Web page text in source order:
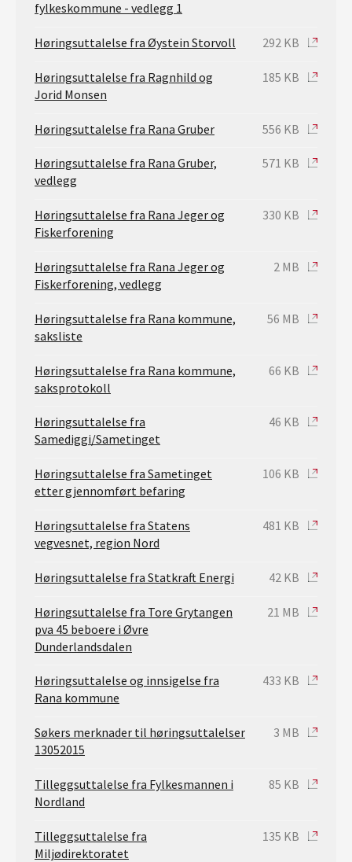
fylkeskommune - vedlegg 1
Høringsuttalelse fra Øystein Storvoll 292 KB
Høringsuttalelse fra Ragnhild og
Jorid Monsen
185 KB
Høringsuttalelse fra Rana Gruber 556 KB
Høringsuttalelse fra Rana Gruber,
vedlegg
571 KB
Høringsuttalelse fra Rana Jeger og
Fiskerforening
330 KB
Høringsuttalelse fra Rana Jeger og
Fiskerforening, vedlegg
2 MB
Høringsuttalelse fra Rana kommune,
saksliste
56 MB
Høringsuttalelse fra Rana kommune,
saksprotokoll
66 KB
Høringsuttalelse fra
Samediggi/Sametinget
46 KB
Høringsuttalelse fra Sametinget
etter gjennomført befaring
106 KB
Høringsuttalelse fra Statens
vegvesnet, region Nord
481 KB
Høringsuttalelse fra Statkraft Energi 42 KB
Høringsuttalelse fra Tore Grytangen
pva 45 beboere i Øvre
Dunderlandsdalen
21 MB
Høringsuttalelse og innsigelse fra
Rana kommune
433 KB
Søkers merknader til høringsuttalelser
13052015
3 MB
Tilleggsuttalelse fra Fylkesmannen i
Nordland
85 KB
Tilleggsuttalelse fra
Miljødirektoratet
135 KB